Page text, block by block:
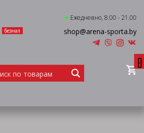
безнал
Ежедневно, 8.00 - 21.00
shop@arena-sporta.by
0